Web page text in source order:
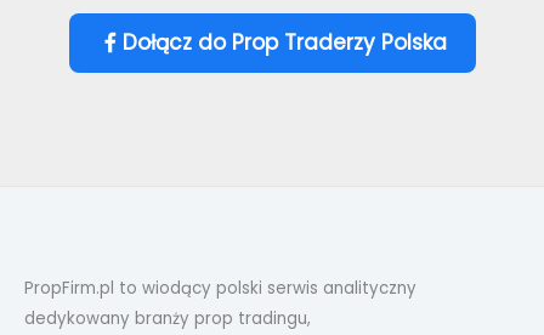
Dołącz do Prop Traderzy Polska
PropFirm.pl to wiodący polski serwis analityczny
dedykowany branży prop tradingu,